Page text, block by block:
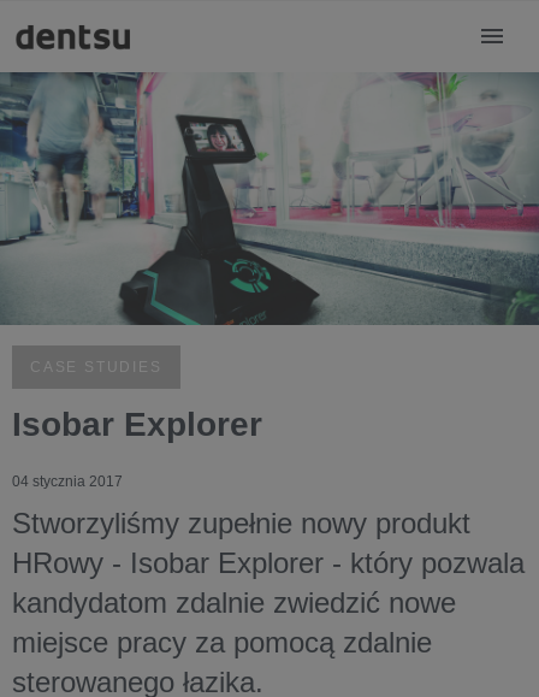
CASE STUDIES
Isobar Explorer
04 stycznia 2017
Stworzyliśmy zupełnie nowy produkt
HRowy - Isobar Explorer - który pozwala
kandydatom zdalnie zwiedzić nowe
miejsce pracy za pomocą zdalnie
sterowanego łazika.